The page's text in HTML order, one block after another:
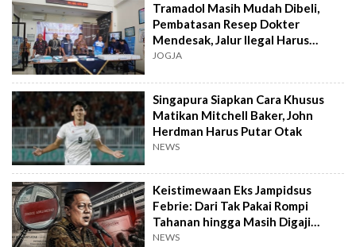
Tramadol Masih Mudah Dibeli,
Pembatasan Resep Dokter
Mendesak, Jalur Ilegal Harus
Distop
JOGJA
Singapura Siapkan Cara Khusus
Matikan Mitchell Baker, John
Herdman Harus Putar Otak
NEWS
Keistimewaan Eks Jampidsus
Febrie: Dari Tak Pakai Rompi
Tahanan hingga Masih Digaji
Negara
NEWS